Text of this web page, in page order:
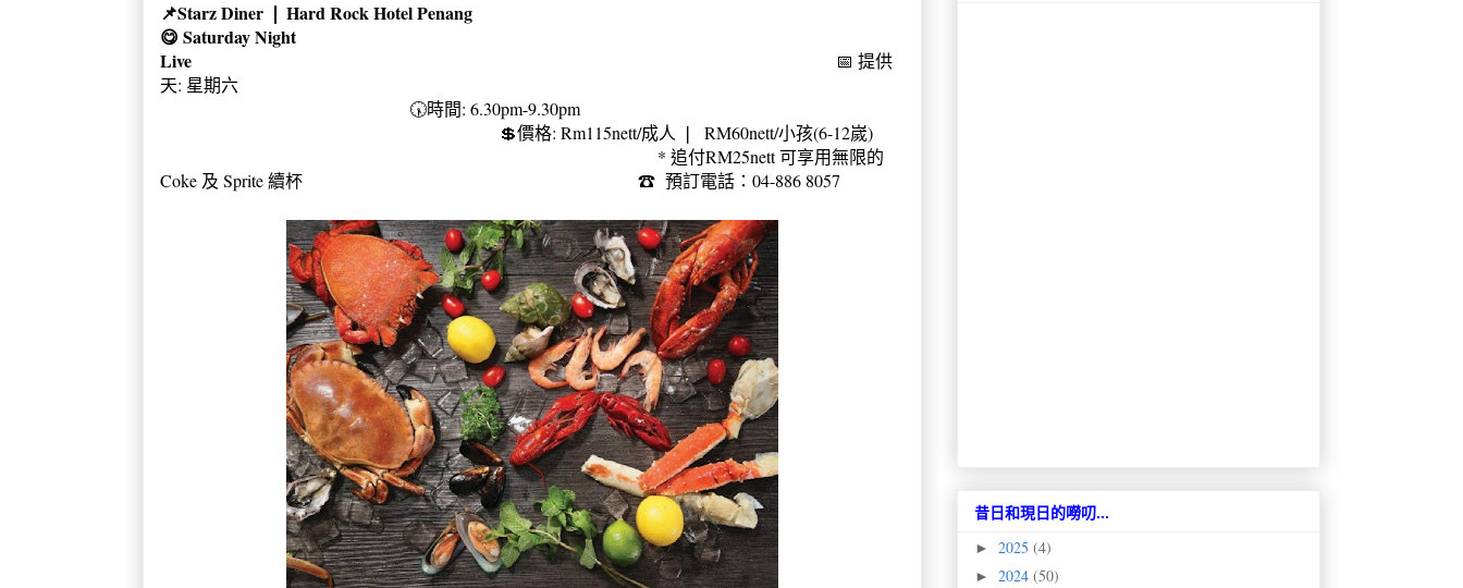
📌Starz Diner ❘ Hard Rock Hotel Penang
😋 Saturday Night
Live
📅 提供
天: 星期六
🕠時間: 6.30pm-9.30pm
💲價格: Rm115nett/成人 ❘ RM60nett/小孩(6-12嵗)
* 追付RM25nett 可享用無限的
Coke 及 Sprite 續杯 ☎ 預訂電話：04-886 8057
昔日和現日的嘮叨...
► 2025 (4)
► 2024 (50)